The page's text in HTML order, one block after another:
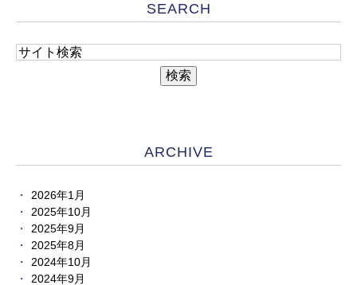
SEARCH
ARCHIVE
2026年1月
2025年10月
2025年9月
2025年8月
2024年10月
2024年9月